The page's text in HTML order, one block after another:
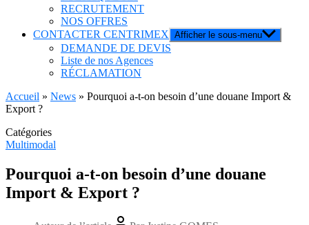
RECRUTEMENT
NOS OFFRES
CONTACTER CENTRIMEX Afficher le sous-menu
DEMANDE DE DEVIS
Liste de nos Agences
RÉCLAMATION
Accueil » News » Pourquoi a-t-on besoin d’une douane Import &
Export ?
Catégories
Multimodal
Pourquoi a-t-on besoin d’une douane
Import & Export ?